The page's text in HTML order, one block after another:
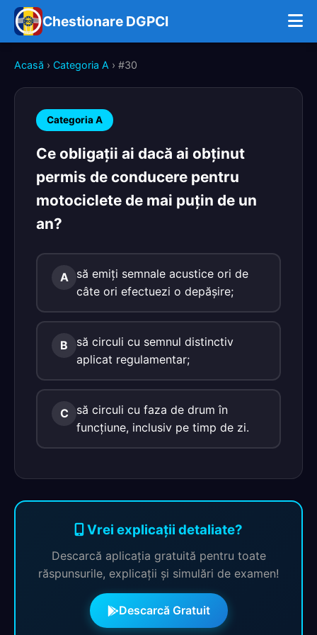
Chestionare DGPCI
Acasă › Categoria A › #30
Categoria A
Ce obligaţii ai dacă ai obţinut
permis de conducere pentru
motociclete de mai puţin de un
an?
A
să emiţi semnale acustice ori de
câte ori efectuezi o depăşire;
B
să circuli cu semnul distinctiv
aplicat regulamentar;
C
să circuli cu faza de drum în
funcţiune, inclusiv pe timp de zi.
Vrei explicații detaliate?
Descarcă aplicația gratuită pentru toate
răspunsurile, explicații și simulări de examen!
Descarcă Gratuit